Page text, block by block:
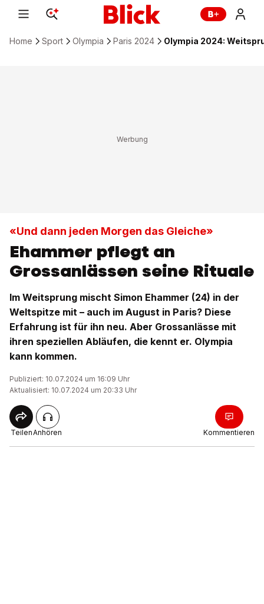
Home Sport Olympia Paris 2024 Olympia 2024:
«Und dann jeden Morgen das Gleiche»
Ehammer pflegt an
Grossanlässen seine Rituale
Im Weitsprung mischt Simon Ehammer (24) in der
Weltspitze mit – auch im August in Paris? Diese
Erfahrung ist für ihn neu. Aber Grossanlässe mit
ihren speziellen Abläufen, die kennt er. Olympia
kann kommen.
Publiziert: 10.07.2024 um 16:09 Uhr
Aktualisiert: 10.07.2024 um 20:33 Uhr
TeilenAnhören Kommentieren